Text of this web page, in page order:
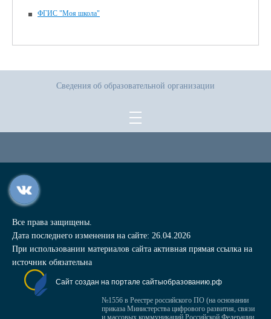
ФГИС "Моя школа"
Сведения об образовательной организации
Все права защищены.
Дата последнего изменения на сайте: 26.04.2026
При использовании материалов сайта активная прямая ссылка на
источник обязательна
Сайт создан на портале сайтыобразованию.рф
№1556 в Реестре российского ПО (на основании
приказа Министерства цифрового развития, связи
и массовых коммуникаций Российской Федерации